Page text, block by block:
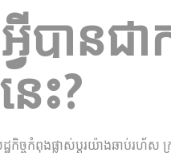
ានជា​ក
ះ?
ដ្ឋកិច្ច​កំពុង​ផ្លាស់ប្តូរ​យ៉ាងឆាប់រហ័